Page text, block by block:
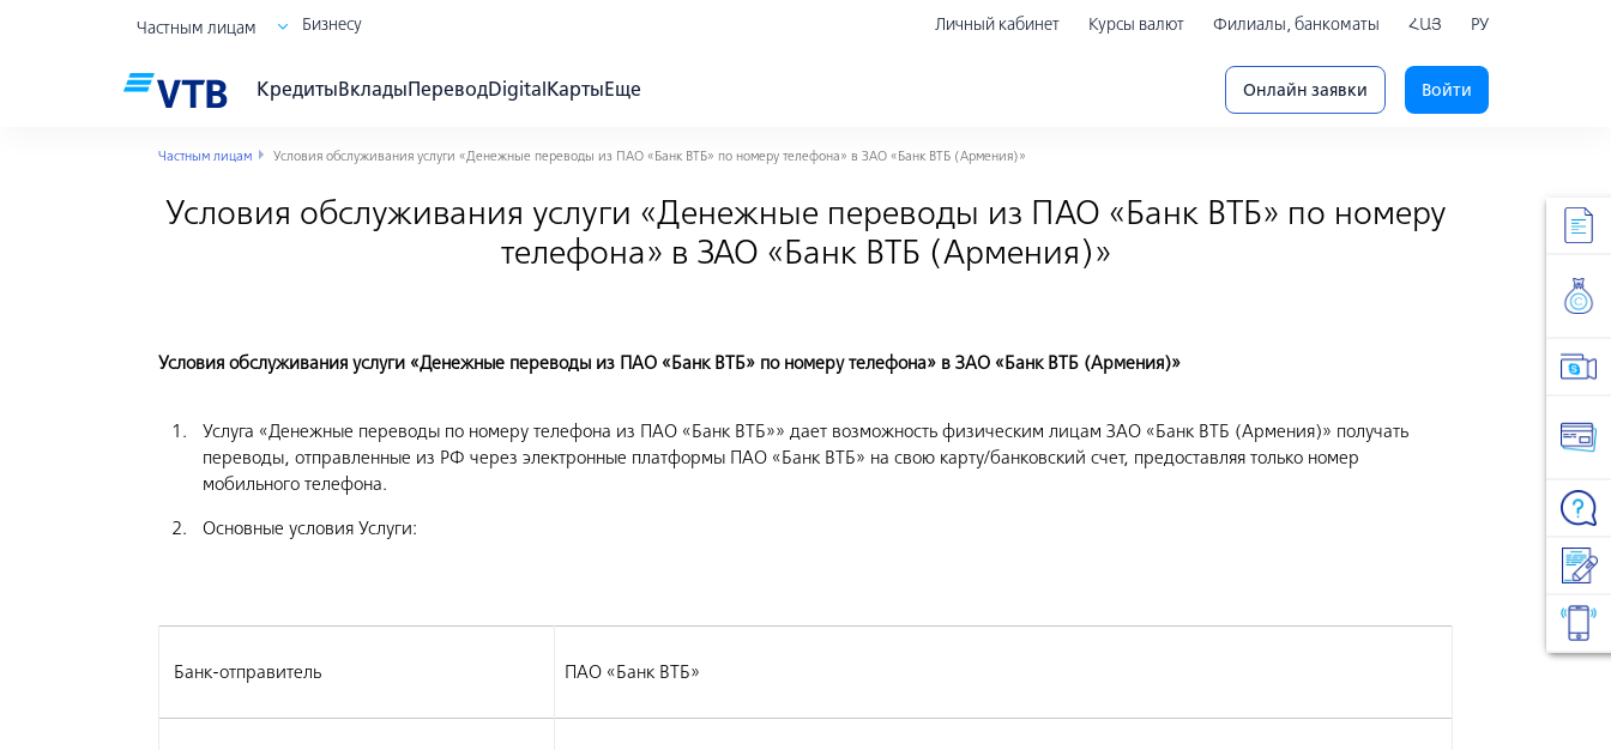
Частным лицам Бизнесу Личный кабинет Курсы валют Филиалы, банкоматы ՀԱՅ РУ
КредитыВкладыПереводDigitalКартыЕще Онлайн заявки Войти
Частным лицам Условия обслуживания услуги «Денежные переводы из ПАО «Банк ВТБ» по номеру телефона» в ЗАО «Банк ВТБ (Армения)»
Условия обслуживания услуги «Денежные переводы из ПАО «Банк ВТБ» по номеру
телефона» в ЗАО «Банк ВТБ (Армения)»
Условия обслуживания услуги «Денежные переводы из ПАО «Банк ВТБ» по номеру телефона» в ЗАО «Банк ВТБ (Армения)»
Услуга «Денежные переводы по номеру телефона из ПАО «Банк ВТБ»» дает возможность физическим лицам ЗАО «Банк ВТБ (Армения)» получать
переводы, отправленные из РФ через электронные платформы ПАО «Банк ВТБ» на свою карту/банковский счет, предоставляя только номер
мобильного телефона.
Основные условия Услуги:
Банк-отправитель ПАО «Банк ВТБ»